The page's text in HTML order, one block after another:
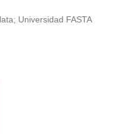
Universidad FASTA